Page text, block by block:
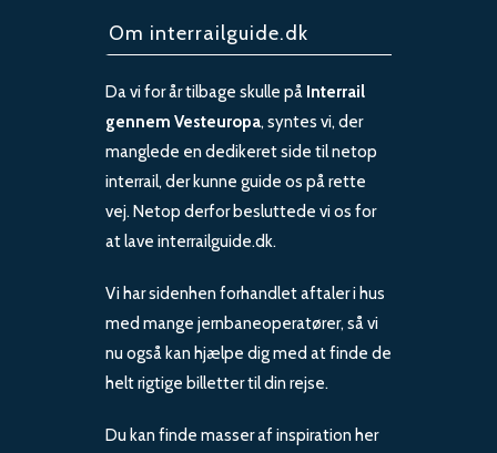
Om interrailguide.dk
Da vi for år tilbage skulle på Interrail
gennem Vesteuropa, syntes vi, der
manglede en dedikeret side til netop
interrail, der kunne guide os på rette
vej. Netop derfor besluttede vi os for
at lave interrailguide.dk.
Vi har sidenhen forhandlet aftaler i hus
med mange jernbaneoperatører, så vi
nu også kan hjælpe dig med at finde de
helt rigtige billetter til din rejse.
Du kan finde masser af inspiration her